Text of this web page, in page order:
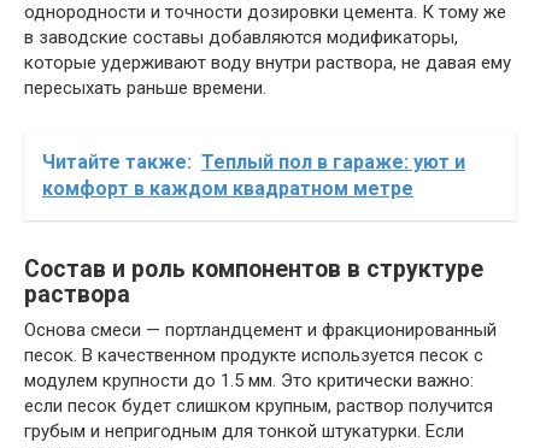
однородности и точности дозировки цемента. К тому же
в заводские составы добавляются модификаторы,
которые удерживают воду внутри раствора, не давая ему
пересыхать раньше времени.
Читайте также: Теплый пол в гараже: уют и
комфорт в каждом квадратном метре
Состав и роль компонентов в структуре
раствора
Основа смеси — портландцемент и фракционированный
песок. В качественном продукте используется песок с
модулем крупности до 1.5 мм. Это критически важно:
если песок будет слишком крупным, раствор получится
грубым и непригодным для тонкой штукатурки. Если